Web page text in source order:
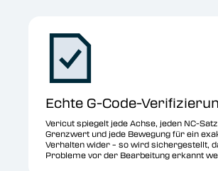
Echte G-Code-
Vericut spiegelt jede Achse, jeden NC-
Grenzwert und jede Bewegung für ein
Verhalten wider – so wird sichergestellt,
Probleme vor der Bearbeitung erkannt